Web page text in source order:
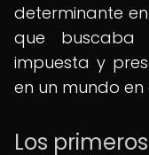
determinante
que buscaba
impuesta y
en un mundo
Los